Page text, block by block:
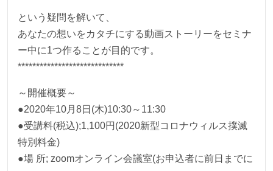
という疑問を解いて、
あなたの想いをカタチにする動画ストーリーをセミナ
ー中に1つ作ることが目的です。
*****************************
～開催概要～
●2020年10月8日(木)10:30～11:30
●受講料(税込);1,100円(2020新型コロナウィルス撲滅
特別料金)
●場 所; zoomオンライン会議室(お申込者に前日までに